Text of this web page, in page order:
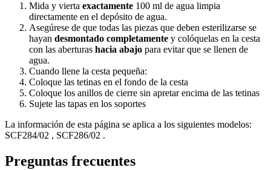
Mida y vierta exactamente 100 ml de agua limpia
directamente en el depósito de agua.
Asegúrese de que todas las piezas que deben esterilizarse se
hayan desmontado completamente y colóquelas en la cesta
con las aberturas hacia abajo para evitar que se llenen de
agua.
Cuando llene la cesta pequeña:
Coloque las tetinas en el fondo de la cesta
Coloque los anillos de cierre sin apretar encima de las tetinas
Sujete las tapas en los soportes
La información de esta página se aplica a los siguientes modelos:
SCF284/02 , SCF286/02 .
Preguntas frecuentes